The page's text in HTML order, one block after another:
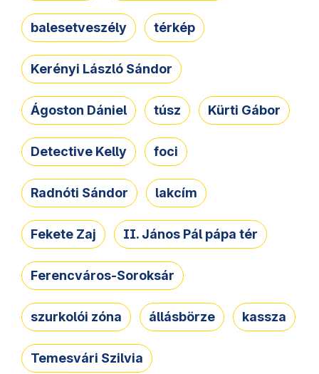
balesetveszély térkép
Kerényi László Sándor
Ágoston Dániel túsz Kürti Gábor
Detective Kelly foci
Radnóti Sándor lakcím
Fekete Zaj II. János Pál pápa tér
Ferencváros-Soroksár
szurkolói zóna állásbörze kassza
Temesvári Szilvia